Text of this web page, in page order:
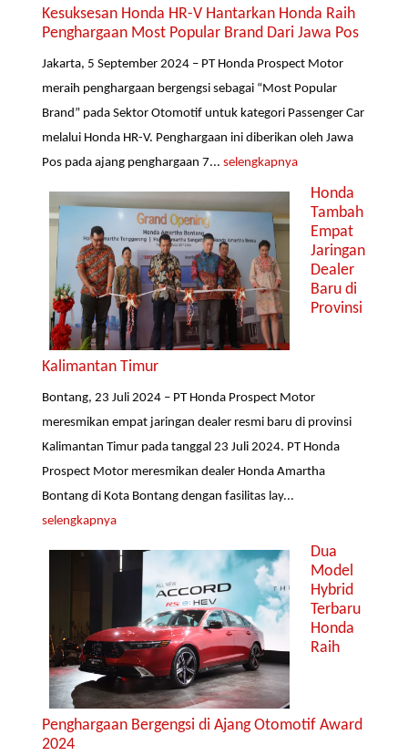
Kesuksesan Honda HR-V Hantarkan Honda Raih
Penghargaan Most Popular Brand Dari Jawa Pos
Jakarta, 5 September 2024 – PT Honda Prospect Motor
meraih penghargaan bergengsi sebagai “Most Popular
Brand” pada Sektor Otomotif untuk kategori Passenger Car
melalui Honda HR-V. Penghargaan ini diberikan oleh Jawa
Pos pada ajang penghargaan 7...selengkapnya
Honda
Tambah
Empat
Jaringan
Dealer
Baru di
Provinsi
Kalimantan Timur
Bontang, 23 Juli 2024 – PT Honda Prospect Motor
meresmikan empat jaringan dealer resmi baru di provinsi
Kalimantan Timur pada tanggal 23 Juli 2024. PT Honda
Prospect Motor meresmikan dealer Honda Amartha
Bontang di Kota Bontang dengan fasilitas lay...
selengkapnya
Dua
Model
Hybrid
Terbaru
Honda
Raih
Penghargaan Bergengsi di Ajang Otomotif Award
2024